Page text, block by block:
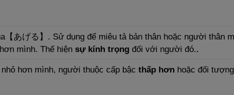
【あげる】 . Sử dụng để miêu tả bản thân hoặc người thân
mình. Thể hiện sự kính trọng đối với người đó..
hơn mình, người thuộc cấp bậc thấp hơn hoặc đối tượng